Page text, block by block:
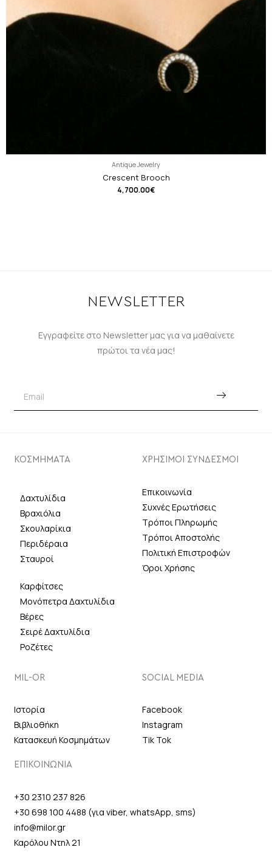
Antique Jewelry
Crescent Brooch
4,700.00€
NEWSLETTER
Εγγραφείτε στο Newsletter μας για να μαθαίνετε
πρώτοι τα νέα μας!
ΚΟΣΜΗΜΑΤΑ
Δαχτυλίδια
Βραχιόλια
Σκουλαρίκια
Περιδέραια
Σταυροί
Καρφίτσες
Μονόπετρα Δαχτυλίδια
Βέρες
Σειρέ Δαχτυλίδια
Ροζέτες
ΧΡΗΣΙΜΟΙ ΣΥΝΔΕΣΜΟΙ
Επικοινωνία
Συχνές Ερωτήσεις
Τρόποι Πληρωμής
Τρόποι Αποστολής
Πολιτική Επιστροφών
Όροι Χρήσης
MIL-OR
Ιστορία
Βιβλιοθήκη
Κατασκευή Κοσμημάτων
SOCIAL MEDIA
Facebook
Instagram
Tik Tok
ΕΠΙΚΟΙΝΩΝΙΑ
+30 2310 237 826
+30 698 100 4488 (για viber, whatsApp, sms)
info@milor.gr
Καρόλου Ντηλ 21